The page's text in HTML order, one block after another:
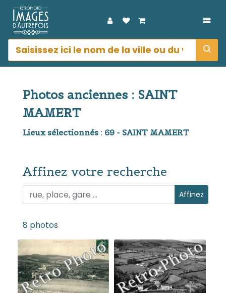
Photos anciennes : SAINT
MAMERT
Lieux sélectionnés : 69 - SAINT MAMERT
Affinez votre recherche
Affinez votre recherche Affinez
8 photos